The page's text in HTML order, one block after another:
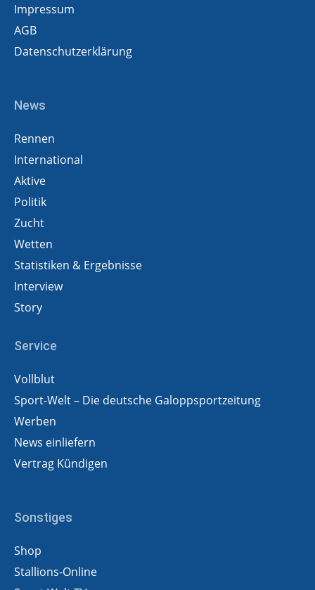
Impressum
AGB
Datenschutzerklärung
News
Rennen
International
Aktive
Politik
Zucht
Wetten
Statistiken & Ergebnisse
Interview
Story
Service
Vollblut
Sport-Welt – Die deutsche Galoppsportzeitung
Werben
News einliefern
Vertrag Kündigen
Sonstiges
Shop
Stallions-Online